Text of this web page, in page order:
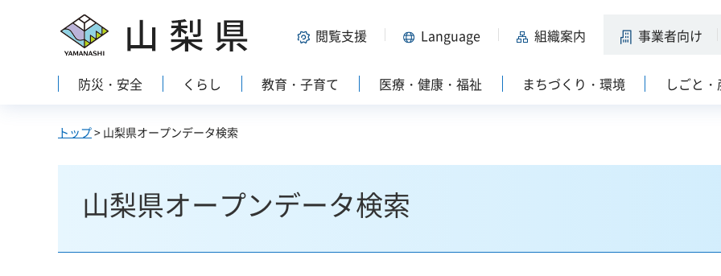
山梨県 閲覧支援 Language 組織案内 事業者向け
防災・安全 くらし 教育・子育て 医療・健康・福祉 まちづくり・環境 しごと
トップ> 山梨県オープンデータ検索
山梨県オープンデータ検索